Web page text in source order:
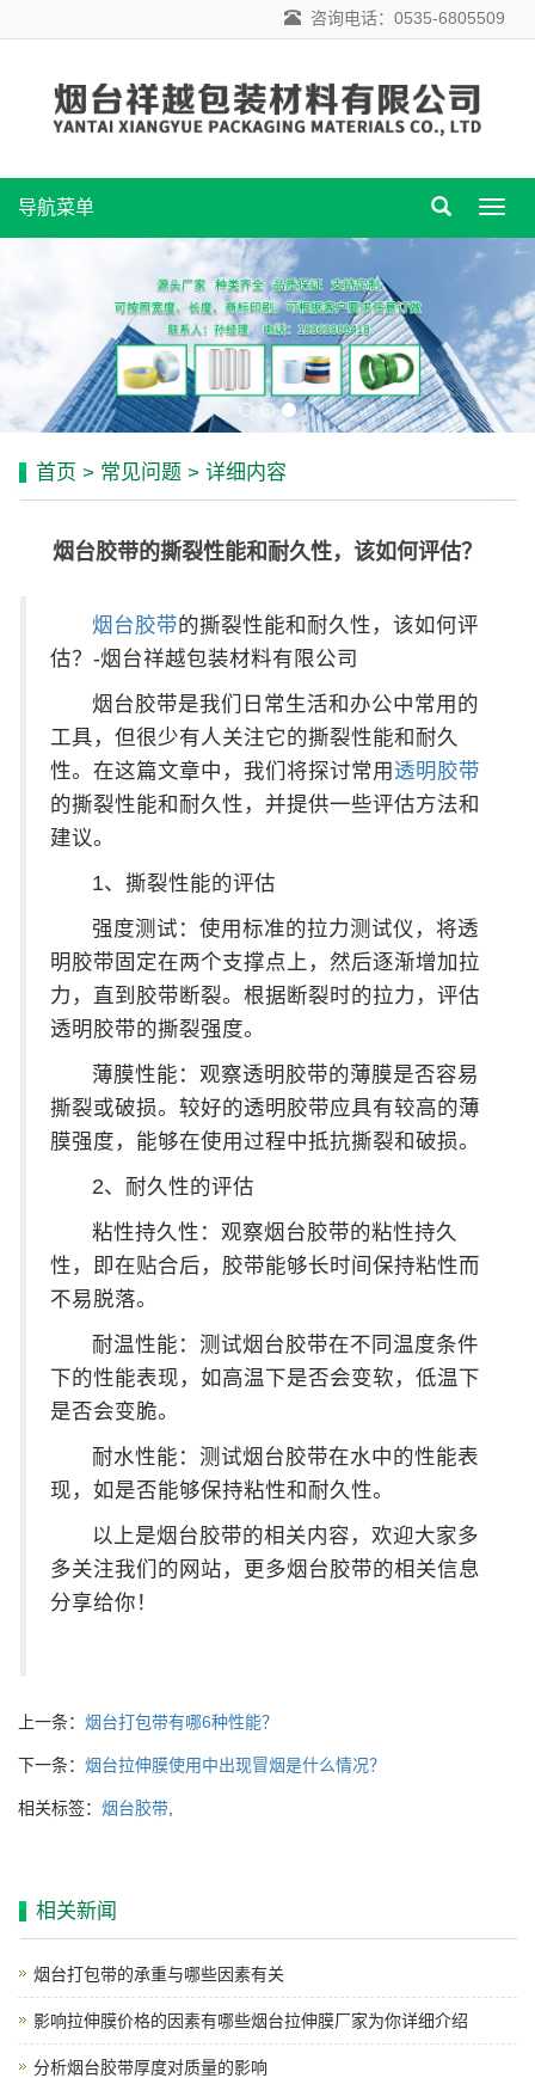
咨询电话：0535-6805509
导
导航菜单
首页 > 常见问题 > 详细内容
烟台胶带的撕裂性能和耐久性，该如何评估？
烟台胶带的撕裂性能和耐久性，该如何评
估？-烟台祥越包装材料有限公司
烟台胶带是我们日常生活和办公中常用的
工具，但很少有人关注它的撕裂性能和耐久
性。在这篇文章中，我们将探讨常用透明胶带
的撕裂性能和耐久性，并提供一些评估方法和
建议。
1、撕裂性能的评估
强度测试：使用标准的拉力测试仪，将透
明胶带固定在两个支撑点上，然后逐渐增加拉
力，直到胶带断裂。根据断裂时的拉力，评估
透明胶带的撕裂强度。
薄膜性能：观察透明胶带的薄膜是否容易
撕裂或破损。较好的透明胶带应具有较高的薄
膜强度，能够在使用过程中抵抗撕裂和破损。
2、耐久性的评估
粘性持久性：观察烟台胶带的粘性持久
性，即在贴合后，胶带能够长时间保持粘性而
不易脱落。
耐温性能：测试烟台胶带在不同温度条件
下的性能表现，如高温下是否会变软，低温下
是否会变脆。
耐水性能：测试烟台胶带在水中的性能表
现，如是否能够保持粘性和耐久性。
以上是烟台胶带的相关内容，欢迎大家多
多关注我们的网站，更多烟台胶带的相关信息
分享给你！
上一条： 烟台打包带有哪6种性能？
下一条： 烟台拉伸膜使用中出现冒烟是什么情况？
相关标签： 烟台胶带
相关新闻
烟台打包带的承重与哪些因素有关
影响拉伸膜价格的因素有哪些烟台拉伸膜厂家为你详细介绍
分析烟台胶带厚度对质量的影响